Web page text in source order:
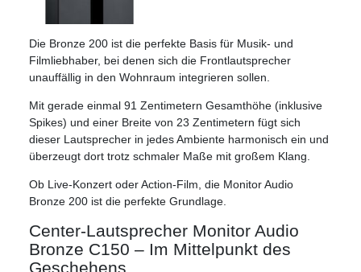
Die Bronze 200 ist die perfekte Basis für Musik- und
Filmliebhaber, bei denen sich die Frontlautsprecher
unauffällig in den Wohnraum integrieren sollen.
Mit gerade einmal 91 Zentimetern Gesamthöhe (inklusive
Spikes) und einer Breite von 23 Zentimetern fügt sich
dieser Lautsprecher in jedes Ambiente harmonisch ein und
überzeugt dort trotz schmaler Maße mit großem Klang.
Ob Live-Konzert oder Action-Film, die Monitor Audio
Bronze 200 ist die perfekte Grundlage.
Center-Lautsprecher Monitor Audio
Bronze C150 – Im Mittelpunkt des
Geschehens